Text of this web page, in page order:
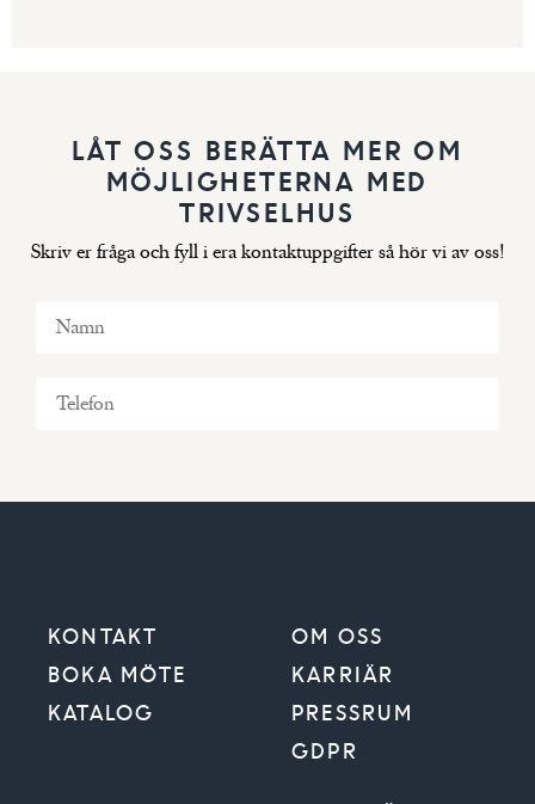
LÅT OSS BERÄTTA MER OM
MÖJLIGHETERNA MED
TRIVSELHUS
Skriv er fråga och fyll i era kontaktuppgifter så hör vi av oss!
KONTAKT
BOKA MÖTE
KATALOG
OM OSS
KARRIÄR
PRESSRUM
GDPR